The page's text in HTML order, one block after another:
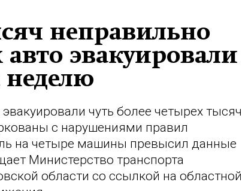
неправильно
эвакуировали
неделю
чуть более четырех тысяч
с нарушениями правил
на четыре машины превысил данные
Министерство транспорта
области со ссылкой на областной